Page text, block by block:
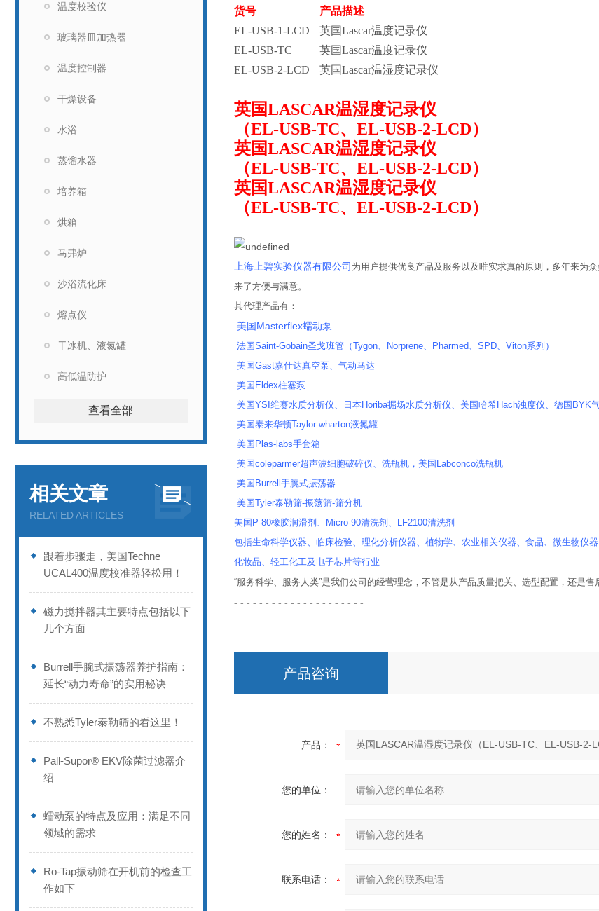
温度校验仪
玻璃器皿加热器
温度控制器
干燥设备
水浴
蒸馏水器
培养箱
烘箱
马弗炉
沙浴流化床
熔点仪
干冰机、液氮罐
高低温防护
查看全部
相关文章
RELATED ARTICLES
跟着步骤走，美国Techne
UCAL400温度校准器轻松用！
磁力搅拌器其主要特点包括以下
几个方面
Burrell手腕式振荡器养护指南：
延长“动力寿命”的实用秘诀
不熟悉Tyler泰勒筛的看这里！
Pall-Supor® EKV除菌过滤器介
绍
蠕动泵的特点及应用：满足不同
领域的需求
Ro-Tap振动筛在开机前的检查工
作如下
货号
产品描述
EL-USB-1-LCD
英国Lascar温度记录仪
EL-USB-TC
英国Lascar温度记录仪
EL-USB-2-LCD
英国Lascar温湿度记录仪
英国LASCAR温湿度记录仪
（EL-USB-TC、EL-USB-2-LCD）
英国LASCAR温湿度记录仪
（EL-USB-TC、EL-USB-2-LCD）
英国LASCAR温湿度记录仪
（EL-USB-TC、EL-USB-2-LCD）
上海上碧实验仪器有限公司 为用户提供优良产品及服务以及唯实求真的原则，多年来为
来了方便与满意。
其代理产品有：
美国Masterflex蠕动泵
法国Saint-Gobain圣戈班管（Tygon、Norprene、Pharmed、SPD、Viton系列）
美国Gast嘉仕达真空泵、气动马达
美国Eldex柱塞泵
美国YSI维赛水质分析仪、日本Horiba掘场水质分析仪、美国哈希Hach浊度仪、德国BYK
美国泰来华顿Taylor-wharton液氮罐
美国Plas-labs手套箱
美国coleparmer超声波细胞破碎仪、洗瓶机，美国Labconco洗瓶机
美国Burrell手腕式振荡器
美国Tyler泰勒筛-振荡筛-筛分机
美国P-80橡胶润滑剂、Micro-90清洗剂、LF2100清洗剂
包括生命科学仪器、临床检验、理化分析仪器、植物学、农业相关仪器、食品、微生物仪
化妆品、轻工化工及电子芯片等行业
“服务科学、服务人类”是我们公司的经营理念，不管是从产品质量把关、选型配置，还是
- - - - - - - - - - - - - - - - - - - - -
产品咨询
产品：
您的单位：
您的姓名：
联系电话：